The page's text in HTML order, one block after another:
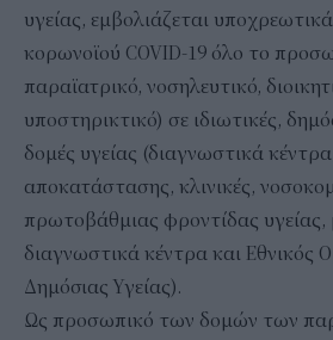
υγείας, εμβολιάζεται
κορωνοϊού COVID-19 όλο το
παραϊατρικό, νοσηλευτικό,
υποστηρικτικό) σε ιδιωτικές,
δομές υγείας (διαγνωστικά
αποκατάστασης, κλινικές,
πρωτοβάθμιας φροντίδας υγείας,
διαγνωστικά κέντρα και Εθνικός
Δημόσιας Υγείας).
Ως προσωπικό των δομών των παρ.